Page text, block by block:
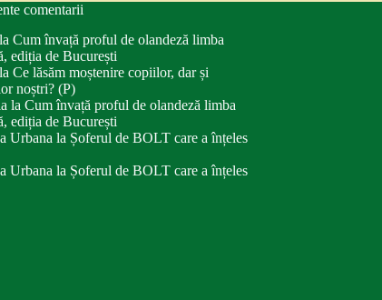
comentarii
la Cum învață proful de olandeză limba
ediția de București
la Ce lăsăm moștenire copiilor, dar și
noștri? (P)
la Cum învață proful de olandeză limba
ediția de București
Urbana la Șoferul de BOLT care a înțeles
Urbana la Șoferul de BOLT care a înțeles